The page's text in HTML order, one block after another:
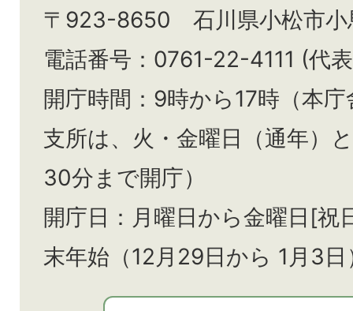
〒923-8650 石川県小松市小
電話番号：0761-22-4111 (代
開庁時間：9時から17時（本
支所は、火・金曜日（通年）と
30分まで開庁）
開庁日：月曜日から金曜日[祝
末年始（12月29日から 1月3